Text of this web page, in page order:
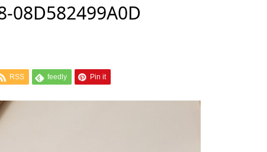
08D582499A0D
RSS feedly Pin it